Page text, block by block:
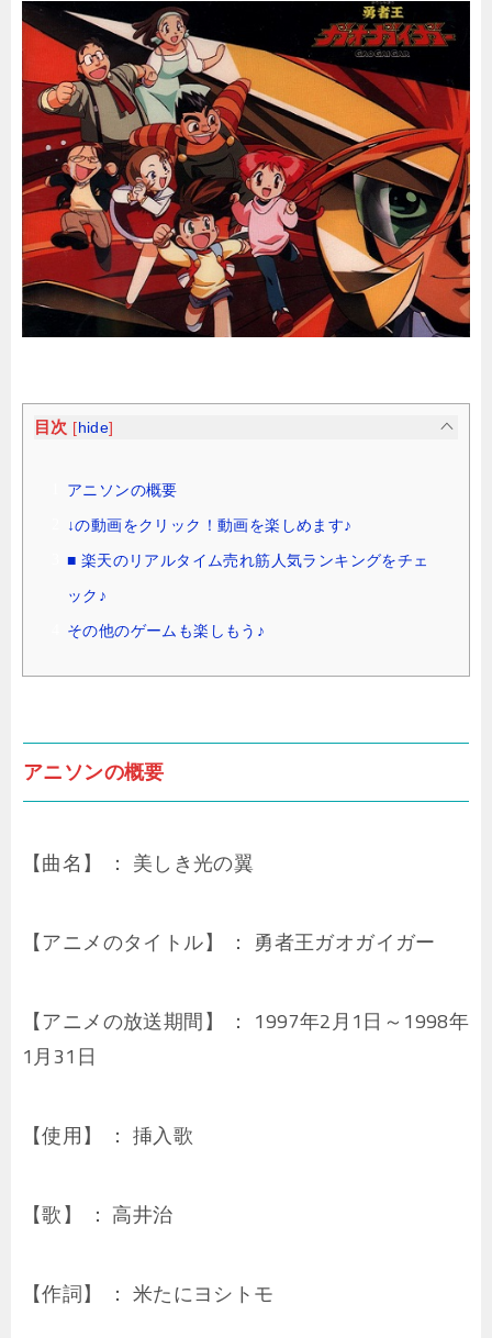
目次 [ hide]
アニソンの概要
↓の動画をクリック！動画を楽しめます♪
■ 楽天のリアルタイム売れ筋人気ランキングをチェ
ック♪
その他のゲームも楽しもう♪
アニソンの概要
【曲名】 ： 美しき光の翼
【アニメのタイトル】 ： 勇者王ガオガイガー
【アニメの放送期間】 ： 1997年2月1日～1998年
1月31日
【使用】 ： 挿入歌
【歌】 ： 高井治
【作詞】 ： 米たにヨシトモ